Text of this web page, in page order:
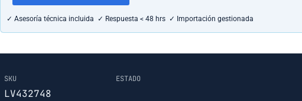
✓ Asesoría técnica incluida ✓ Respuesta < 48 hrs ✓ Importación gestionada
SKU
LV432748
ESTADO